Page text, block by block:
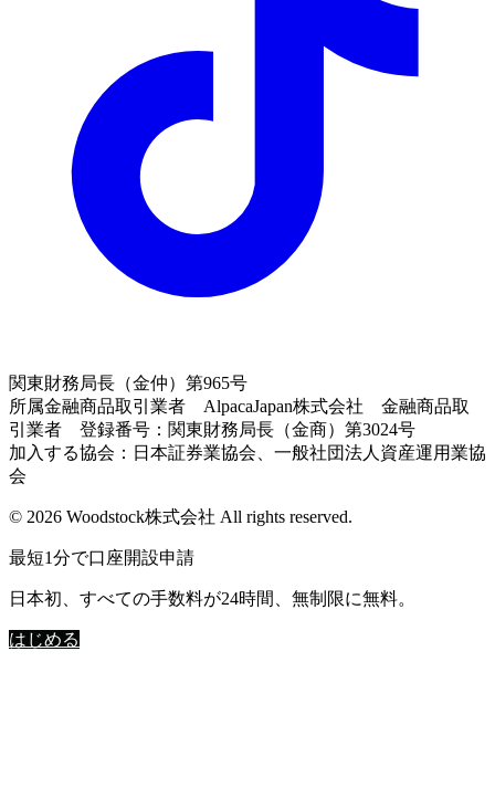
関東財務局長（金仲）第965号
所属金融商品取引業者 AlpacaJapan株式会社 金融商品取
引業者 登録番号：関東財務局長（金商）第3024号
加入する協会：日本証券業協会、一般社団法人資産運用業協
会
© 2026 Woodstock株式会社 All rights reserved.
最短1分で口座開設申請
日本初、すべての手数料が24時間、無制限に無料。
はじめる